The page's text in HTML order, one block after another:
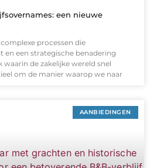
een nieuwe
processen die
en een strategische benadering
waarin de zakelijke wereld snel
om de manier waarop we naar
AANBIEDINGEN